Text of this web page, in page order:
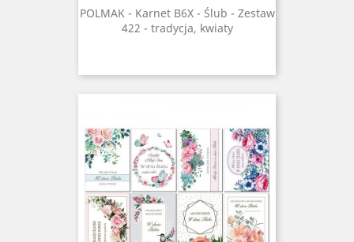
POLMAK - Karnet B6X - Ślub - Zestaw
422 - tradycja, kwiaty